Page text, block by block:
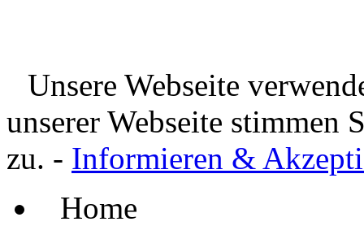
Unsere Webseite
unserer Webseite stimmen
zu. - Informieren &
Home